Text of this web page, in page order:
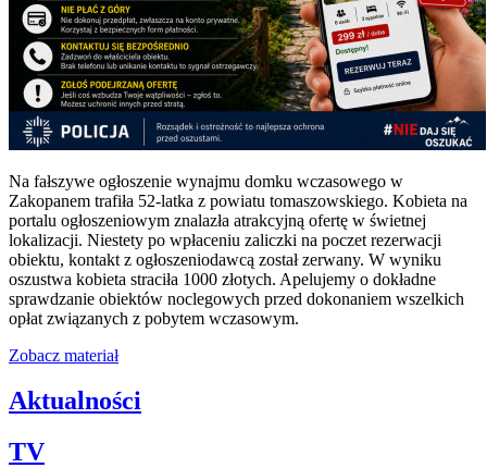
Na fałszywe ogłoszenie wynajmu domku wczasowego w
Zakopanem trafiła 52-latka z powiatu tomaszowskiego. Kobieta na
portalu ogłoszeniowym znalazła atrakcyjną ofertę w świetnej
lokalizacji. Niestety po wpłaceniu zaliczki na poczet rezerwacji
obiektu, kontakt z ogłoszeniodawcą został zerwany. W wyniku
oszustwa kobieta straciła 1000 złotych. Apelujemy o dokładne
sprawdzanie obiektów noclegowych przed dokonaniem wszelkich
opłat związanych z pobytem wczasowym.
Zobacz materiał
Aktualności
TV